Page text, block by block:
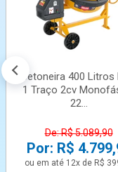
Betoneira 400 Litros
1 Traço 2cv
22...
De: R$ 5.089,90
Por: R$
ou em até 12x de R$